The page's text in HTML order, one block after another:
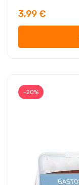
3,99 €
-20%